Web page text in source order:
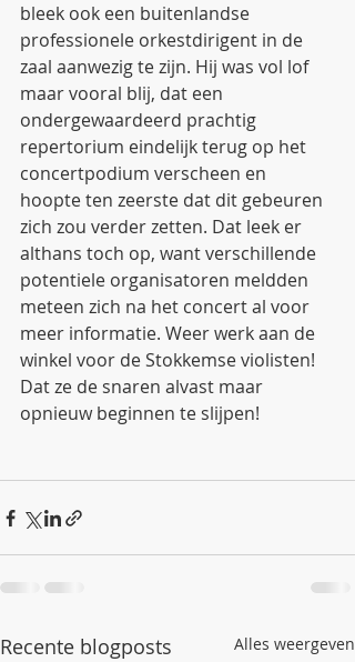
bleek ook een buitenlandse
professionele orkestdirigent in de
zaal aanwezig te zijn. Hij was vol lof
maar vooral blij, dat een
ondergewaardeerd prachtig
repertorium eindelijk terug op het
concertpodium verscheen en
hoopte ten zeerste dat dit gebeuren
zich zou verder zetten. Dat leek er
althans toch op, want verschillende
potentiele organisatoren meldden
meteen zich na het concert al voor
meer informatie. Weer werk aan de
winkel voor de Stokkemse violisten!
Dat ze de snaren alvast maar
opnieuw beginnen te slijpen!
Recente blogposts Alles weergeven